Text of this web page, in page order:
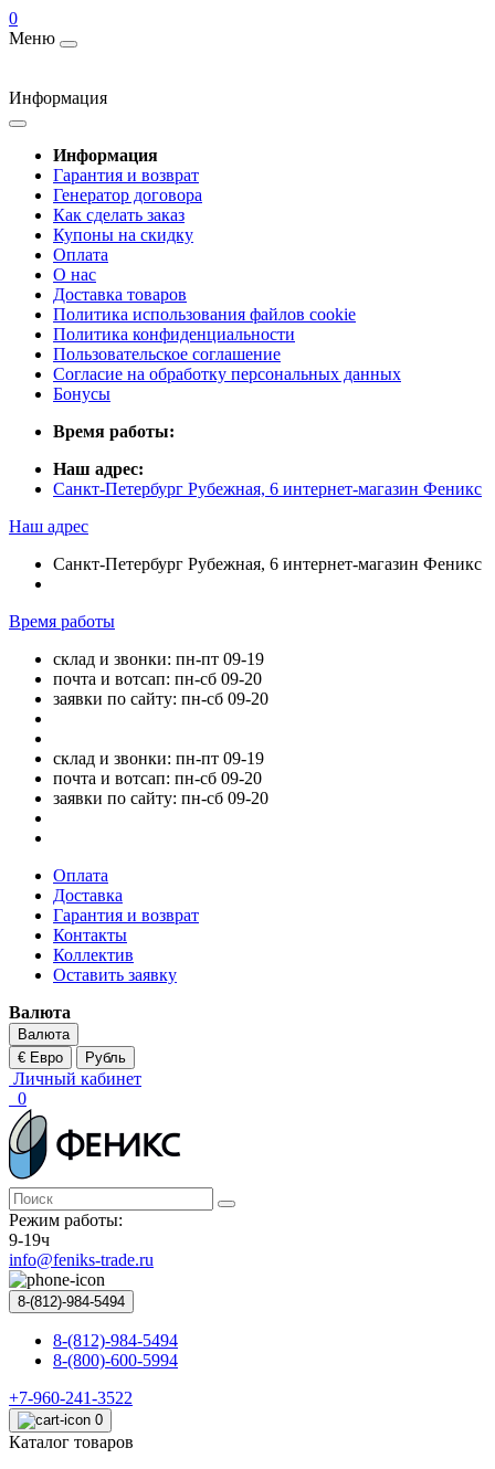
0
Меню
Информация
Информация
Гарантия и возврат
Генератор договора
Как сделать заказ
Купоны на скидку
Оплата
О нас
Доставка товаров
Политика использования файлов cookie
Политика конфиденциальности
Пользовательское соглашение
Согласие на обработку персональных данных
Бонусы
Время работы:
Наш адрес:
Санкт-Петербург Рубежная, 6 интернет-магазин Феникс
Наш адрес
Санкт-Петербург Рубежная, 6 интернет-магазин Феникс
Время работы
склад и звонки: пн-пт 09-19
почта и вотсап: пн-сб 09-20
заявки по сайту: пн-сб 09-20
склад и звонки: пн-пт 09-19
почта и вотсап: пн-сб 09-20
заявки по сайту: пн-сб 09-20
Оплата
Доставка
Гарантия и возврат
Контакты
Коллектив
Оставить заявку
Валюта
Валюта
€ Евро
Рубль
Личный кабинет
0
Режим работы:
9-19ч
info@feniks-trade.ru
8-(812)-984-5494
8-(812)-984-5494
8-(800)-600-5994
+7-960-241-3522
0
Каталог товаров